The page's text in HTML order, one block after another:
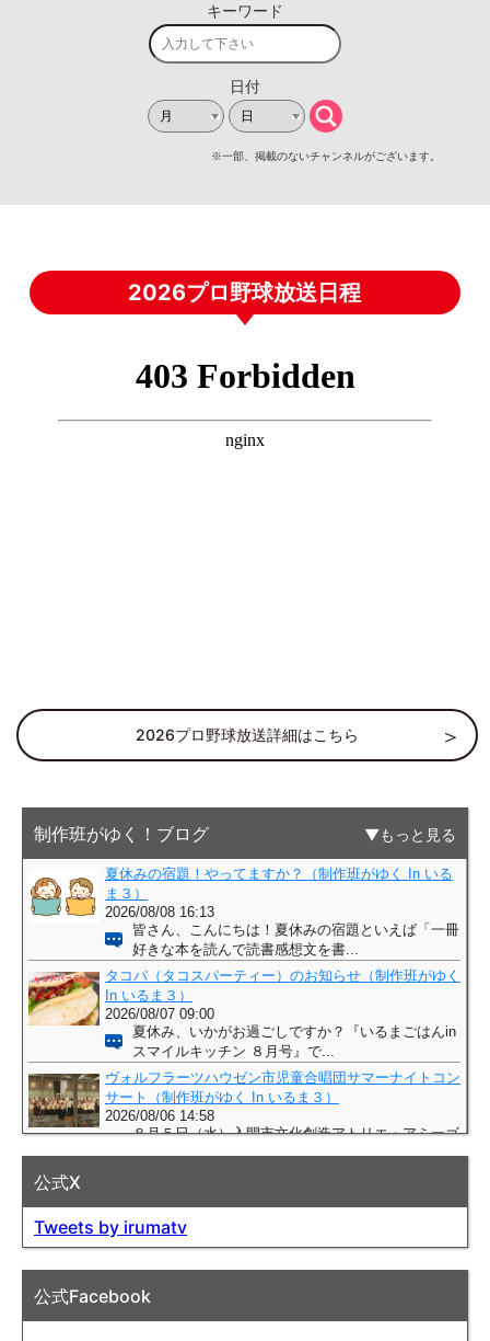
2026プロ野球放送日程
2026プロ野球放送詳細はこちら
制作班がゆく！ブログ もっと見る
公式X
Tweets by irumatv
公式Facebook